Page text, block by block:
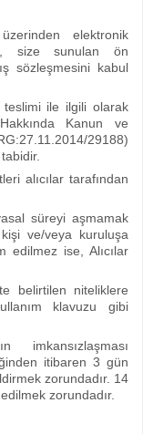
elektronik
size sunulan ön
sözleşmesini kabul
teslimi ile ilgili olarak
Kanun ve
29188)
alıcılar tarafından
süreyi aşmamak
ve/veya kuruluşa
ise, Alıcılar
belirtilen niteliklere
klavuzu gibi
imkansızlaşması
itibaren 3 gün
zorundadır. 14
zorundadır.